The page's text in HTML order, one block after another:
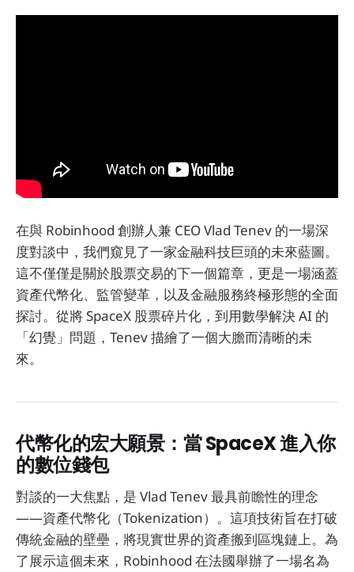
在與 Robinhood 創辦人兼 CEO Vlad Tenev 的一場深
度對談中，我們窺見了一家金融科技巨頭的未來藍圖。
這不僅僅是關於股票交易的下一個篇章，更是一場涵蓋
資產代幣化、監管變革，以及金融服務終極形態的全面
探討。從將 SpaceX 股票碎片化，到用數學解決 AI 的
「幻覺」問題，Tenev 描繪了一個大膽而清晰的未
來。
代幣化的宏大願景：當 SpaceX 進入你
的數位錢包
對談的一大焦點，是 Vlad Tenev 最具前瞻性的理念
——資產代幣化（Tokenization）。這項技術旨在打破
傳統金融的壁壘，將現實世界的資產搬到區塊鏈上。為
了展示這個未來，Robinhood 在法國舉辦了一場名為